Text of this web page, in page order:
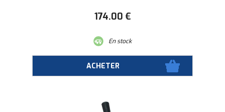
174.00 €
En stock